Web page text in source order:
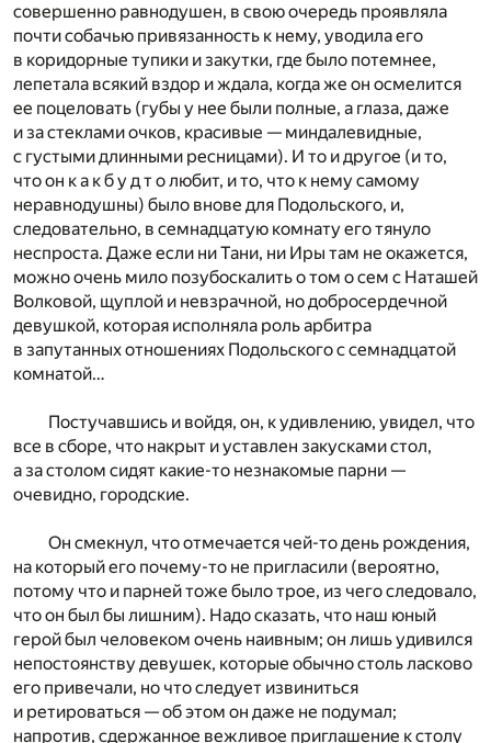
совершенно равнодушен, в свою очередь проявляла
почти собачью привязанность к нему, уводила его
в коридорные тупики и закутки, где было потемнее,
лепетала всякий вздор и ждала, когда же он осмелится
ее поцеловать (губы у нее были полные, а глаза, даже
и за стеклами очков, красивые — миндалевидные,
с густыми длинными ресницами). И то и другое (и то,
что он к а к б у д т о любит, и то, что к нему самому
неравнодушны) было внове для Подольского, и,
следовательно, в семнадцатую комнату его тянуло
неспроста. Даже если ни Тани, ни Иры там не окажется,
можно очень мило позубоскалить о том о сем с Наташей
Волковой, щуплой и невзрачной, но добросердечной
девушкой, которая исполняла роль арбитра
в запутанных отношениях Подольского с семнадцатой
комнатой…
Постучавшись и войдя, он, к удивлению, увидел, что
все в сборе, что накрыт и уставлен закусками стол,
а за столом сидят какие-то незнакомые парни —
очевидно, городские.
Он смекнул, что отмечается чей-то день рождения,
на который его почему-то не пригласили (вероятно,
потому что и парней тоже было трое, из чего следовало,
что он был бы лишним). Надо сказать, что наш юный
герой был человеком очень наивным; он лишь удивился
непостоянству девушек, которые обычно столь ласково
его привечали, но что следует извиниться
и ретироваться — об этом он даже не подумал;
напротив, сдержанное вежливое приглашение к столу